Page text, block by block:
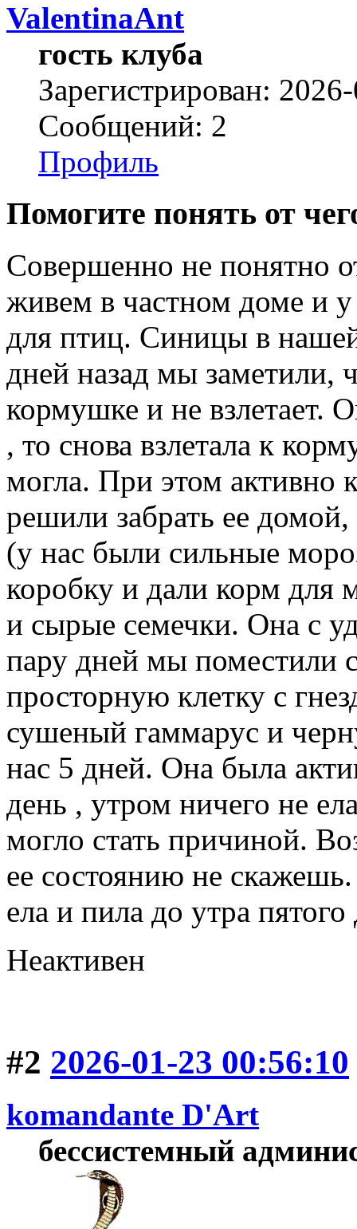
ValentinaAnt
гость клуба
Зарегистрирован:
Сообщений: 2
Профиль
Помогите понять от
Совершенно не понятно
живем в частном доме и
для птиц. Синицы в
дней назад мы заметили,
кормушке и не взлетает.
, то снова взлетала к
могла. При этом активно
решили забрать ее
(у нас были сильные
коробку и дали корм для
и сырые семечки. Она с
пару дней мы поместили
просторную клетку с
сушеный гаммарус и
нас 5 дней. Она была
день , утром ничего не
могло стать причиной.
ее состоянию не
ела и пила до утра пятого
Неактивен
#2 2026-01-23 00:56:10
komandante D'Art
бессистемный